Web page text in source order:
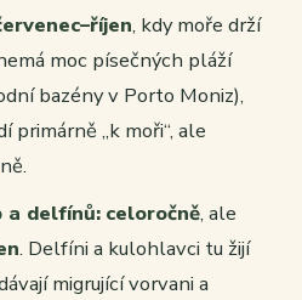
, kdy moře drží
moc písečných pláží
bazény v Porto Moniz),
primárně „k moři“, ale
a delfínů: celoročně, ale
. Delfíni a kulohlavci tu žijí
migrující vorvani a